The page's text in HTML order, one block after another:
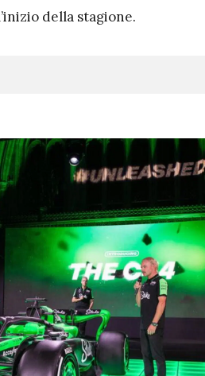
della stagione.